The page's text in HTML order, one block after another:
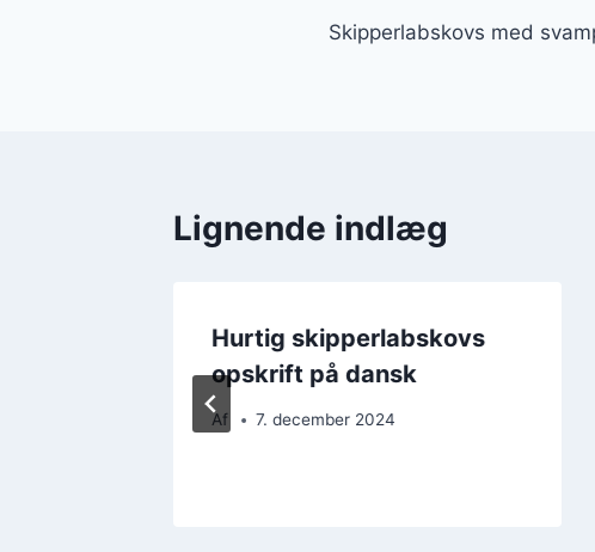
Skipperlabskovs med
Lignende indlæg
Hurtig skipperlabskovs
opskrift på dansk
Af 7. december 2024